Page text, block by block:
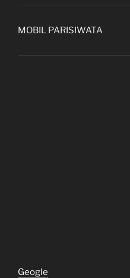
MOBIL PARISIWATA
Geogle